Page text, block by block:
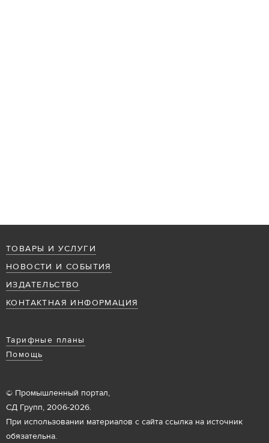
ТОВАРЫ И УСЛУГИ
НОВОСТИ И СОБЫТИЯ
ИЗДАТЕЛЬСТВО
КОНТАКТНАЯ ИНФОРМАЦИЯ
Тарифные планы
Помощь
© Промышленный портал,
СД Групп, 2006-2026.
При использовании материалов с сайта ссылка на источник
обязательна.